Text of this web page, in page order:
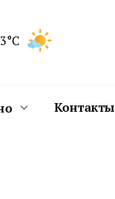
Контакты